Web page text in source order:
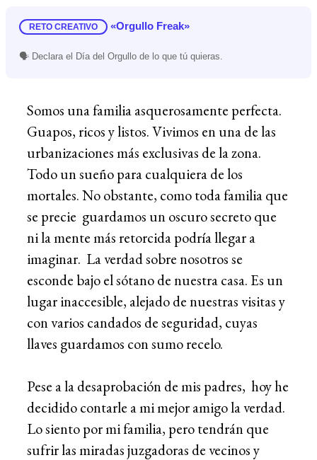
RETO CREATIVO «Orgullo Freak»
🗣 Declara el Día del Orgullo de lo que tú quieras.
Somos una familia asquerosamente perfecta.
Guapos, ricos y listos. Vivimos en una de las
urbanizaciones más exclusivas de la zona.
Todo un sueño para cualquiera de los
mortales. No obstante, como toda familia que
se precie guardamos un oscuro secreto que
ni la mente más retorcida podría llegar a
imaginar. La verdad sobre nosotros se
esconde bajo el sótano de nuestra casa. Es un
lugar inaccesible, alejado de nuestras visitas y
con varios candados de seguridad, cuyas
llaves guardamos con sumo recelo.
Pese a la desaprobación de mis padres, hoy he
decidido contarle a mi mejor amigo la verdad.
Lo siento por mi familia, pero tendrán que
sufrir las miradas juzgadoras de vecinos y